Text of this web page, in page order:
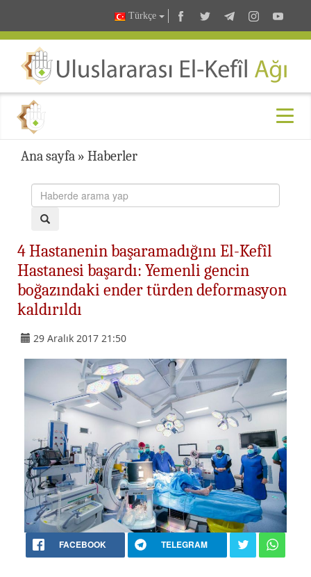
Türkçe
Ana sayfa » Haberler
4 Hastanenin başaramadığını El-Kefîl
Hastanesi başardı: Yemenli gencin
boğazındaki ender türden deformasyon
kaldırıldı
29 Aralık 2017 21:50
FACEBOOK TELEGRAM